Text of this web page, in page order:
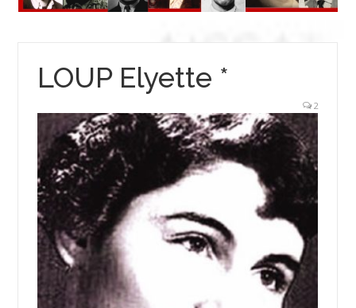
LOUP Elyette *
2